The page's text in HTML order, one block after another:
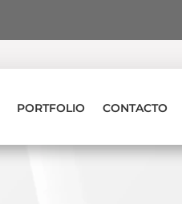
PORTFOLIO CONTACTO